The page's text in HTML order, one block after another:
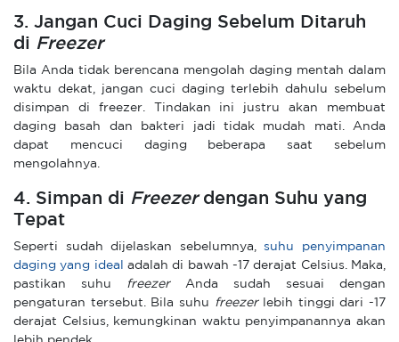
3. Jangan Cuci Daging Sebelum Ditaruh
di Freezer
Bila Anda tidak berencana mengolah daging mentah dalam
waktu dekat, jangan cuci daging terlebih dahulu sebelum
disimpan di freezer. Tindakan ini justru akan membuat
daging basah dan bakteri jadi tidak mudah mati. Anda
dapat mencuci daging beberapa saat sebelum
mengolahnya.
4. Simpan di Freezerdengan Suhu yang
Tepat
Seperti sudah dijelaskan sebelumnya,suhu penyimpanan
daging yang ideal
adalah di bawah -17 derajat Celsius. Maka,
pastikan suhu
freezerAnda sudah sesuai dengan
pengaturan tersebut. Bila suhu
freezerlebih tinggi dari -17
derajat Celsius, kemungkinan waktu penyimpanannya akan